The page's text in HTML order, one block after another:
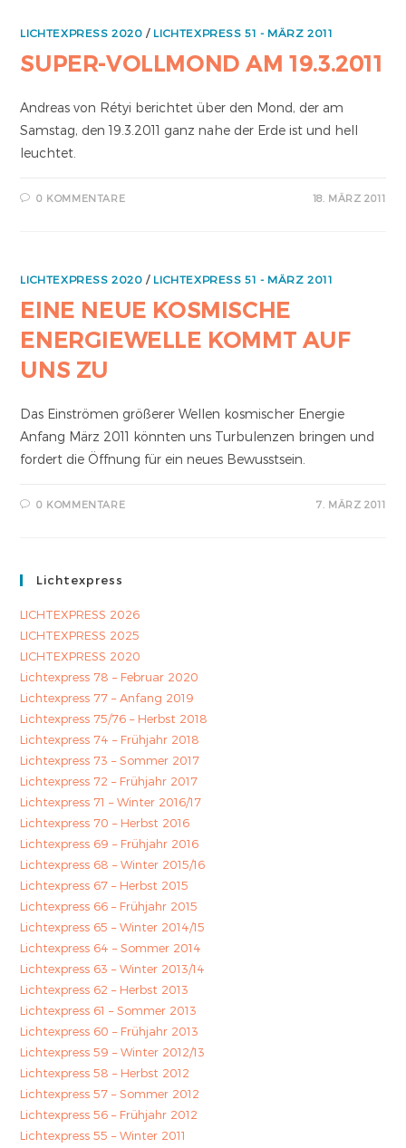
LICHTEXPRESS 2020 / LICHTEXPRESS 51 - MÄRZ 2011
SUPER-VOLLMOND AM 19.3.2011
Andreas von Rétyi berichtet über den Mond, der am
Samstag, den 19.3.2011 ganz nahe der Erde ist und hell
leuchtet.
0 KOMMENTARE 18. MÄRZ 2011
LICHTEXPRESS 2020 / LICHTEXPRESS 51 - MÄRZ 2011
EINE NEUE KOSMISCHE
ENERGIEWELLE KOMMT AUF
UNS ZU
Das Einströmen größerer Wellen kosmischer Energie
Anfang März 2011 könnten uns Turbulenzen bringen und
fordert die Öffnung für ein neues Bewusstsein.
0 KOMMENTARE 7. MÄRZ 2011
Lichtexpress
LICHTEXPRESS 2026
LICHTEXPRESS 2025
LICHTEXPRESS 2020
Lichtexpress 78 – Februar 2020
Lichtexpress 77 – Anfang 2019
Lichtexpress 75/76 – Herbst 2018
Lichtexpress 74 – Frühjahr 2018
Lichtexpress 73 – Sommer 2017
Lichtexpress 72 – Frühjahr 2017
Lichtexpress 71 – Winter 2016/17
Lichtexpress 70 – Herbst 2016
Lichtexpress 69 – Frühjahr 2016
Lichtexpress 68 – Winter 2015/16
Lichtexpress 67 – Herbst 2015
Lichtexpress 66 – Frühjahr 2015
Lichtexpress 65 – Winter 2014/15
Lichtexpress 64 – Sommer 2014
Lichtexpress 63 – Winter 2013/14
Lichtexpress 62 – Herbst 2013
Lichtexpress 61 – Sommer 2013
Lichtexpress 60 – Frühjahr 2013
Lichtexpress 59 – Winter 2012/13
Lichtexpress 58 – Herbst 2012
Lichtexpress 57 – Sommer 2012
Lichtexpress 56 – Frühjahr 2012
Lichtexpress 55 – Winter 2011